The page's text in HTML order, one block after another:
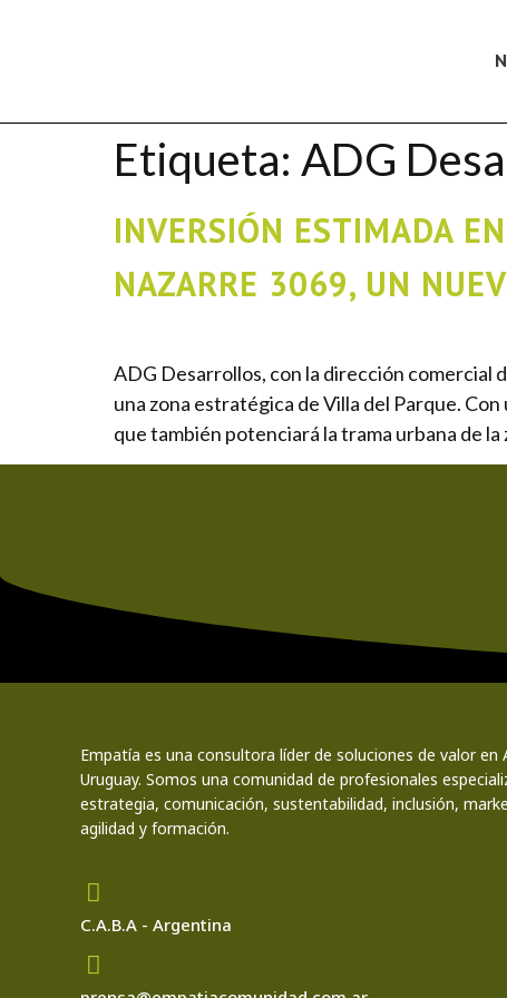
Etiqueta: ADG
INVERSIÓN ESTIMADA
NAZARRE 3069, UN
ADG Desarrollos, con la dirección comercial
una zona estratégica de Villa del Parque.
que también potenciará la trama urbana de
Empatía es una consultora líder de soluciones de valor en
Uruguay. Somos una comunidad de profesionales
estrategia, comunicación, sustentabilidad, inclusión,
agilidad y formación.
C.A.B.A - Argentina